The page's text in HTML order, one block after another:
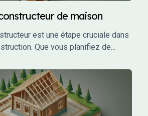
de maison
est une étape cruciale dans
Que vous planifiez de
investissement locatif, le bon
faire la différence entre un projet